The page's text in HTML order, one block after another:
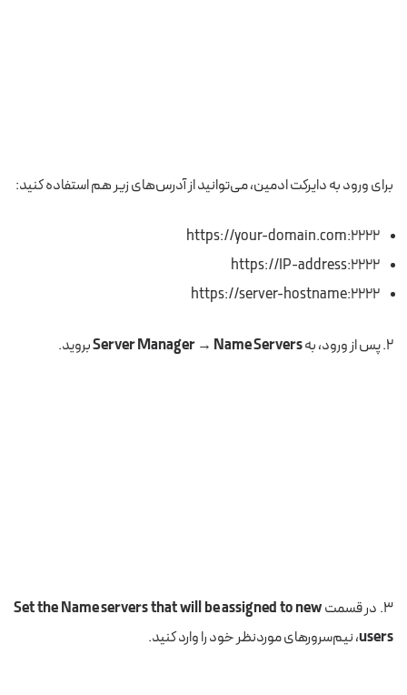
برای ورود به دایرکت ادمین، می‌توانید از آدرس‌های زیر هم استفاده کنید:
https://your-domain.com:2222
https://IP-address:2222
https://server-hostname:2222
۲. پس از ورود، به Server Manager → Name Serversبروید.
۳. در قسمت
Set the Name servers that will be assigned to new
users، نیم‌سرورهای موردنظر خود را وارد کنید.